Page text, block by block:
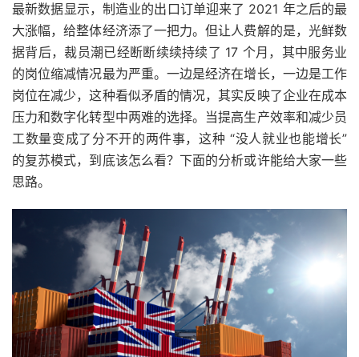
最新数据显示，制造业的出口订单迎来了 2021 年之后的最
大涨幅，给整体经济添了一把力。但让人费解的是，光鲜数
据背后，裁员潮已经断断续续持续了 17 个月，其中服务业
的岗位缩减情况最为严重。一边是经济在增长，一边是工作
岗位在减少，这种看似矛盾的情况，其实反映了企业在成本
压力和数字化转型中两难的选择。当提高生产效率和减少员
工数量变成了分不开的两件事，这种 “没人就业也能增长”
的复苏模式，到底该怎么看？下面的分析或许能给大家一些
思路。